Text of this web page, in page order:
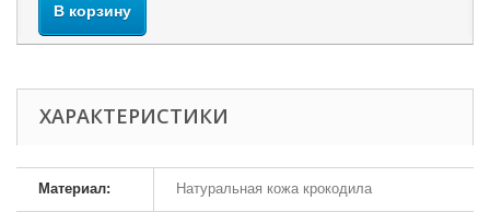
В корзину
ХАРАКТЕРИСТИКИ
Материал: Натуральная кожа крокодила